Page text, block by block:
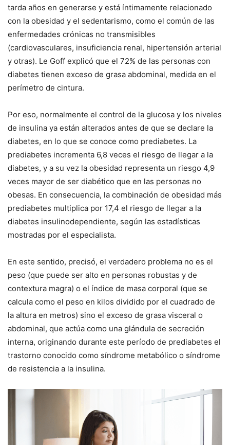
tarda años en generarse y está íntimamente relacionado
con la obesidad y el sedentarismo, como el común de las
enfermedades crónicas no transmisibles
(cardiovasculares, insuficiencia renal, hipertensión arterial
y otras). Le Goff explicó que el 72% de las personas con
diabetes tienen exceso de grasa abdominal, medida en el
perímetro de cintura.
Por eso, normalmente el control de la glucosa y los niveles
de insulina ya están alterados antes de que se declare la
diabetes, en lo que se conoce como prediabetes. La
prediabetes incrementa 6,8 veces el riesgo de llegar a la
diabetes, y a su vez la obesidad representa un riesgo 4,9
veces mayor de ser diabético que en las personas no
obesas. En consecuencia, la combinación de obesidad más
prediabetes multiplica por 17,4 el riesgo de llegar a la
diabetes insulinodependiente, según las estadísticas
mostradas por el especialista.
En este sentido, precisó, el verdadero problema no es el
peso (que puede ser alto en personas robustas y de
contextura magra) o el índice de masa corporal (que se
calcula como el peso en kilos dividido por el cuadrado de
la altura en metros) sino el exceso de grasa visceral o
abdominal, que actúa como una glándula de secreción
interna, originando durante este período de prediabetes el
trastorno conocido como síndrome metabólico o síndrome
de resistencia a la insulina.